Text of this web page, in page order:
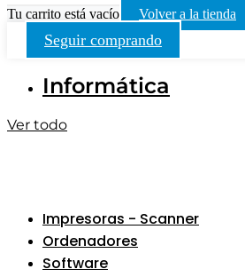
Tu carrito está vacío Volver a la tienda
Seguir comprando
Informática
Ver todo
Impresoras - Scanner
Ordenadores
Software